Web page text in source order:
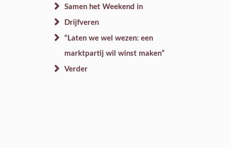
Samen het Weekend in
Drijfveren
“Laten we wel wezen: een
marktpartij wil winst maken”
Verder